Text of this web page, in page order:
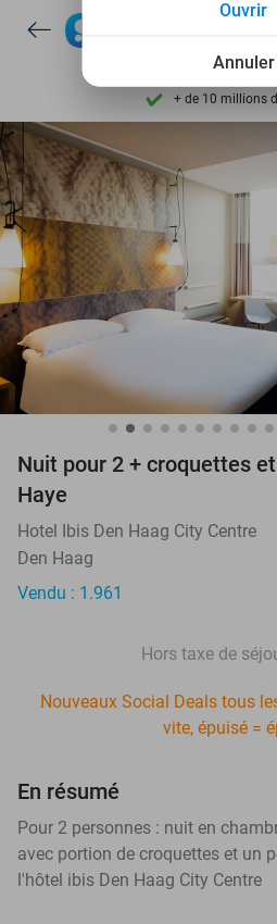
+ de 10 millions
Découvrez + de
Disponible 7 jours
+ de 10 millions
Nuit pour 2 + croquettes
Haye
Hotel Ibis Den Haag City Centre
Den Haag
Vendu : 1.961
Hors taxe de
Nouveaux Social Deals tous
vite, épuisé =
En résumé
Pour 2 personnes : nuit en
avec portion de croquettes et un
l'hôtel ibis Den Haag City Centre
Annuler
Ouvrir